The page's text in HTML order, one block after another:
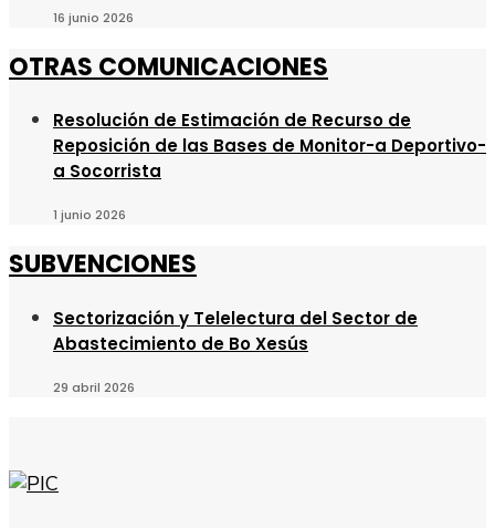
16 junio 2026
OTRAS COMUNICACIONES
Resolución de Estimación de Recurso de
Reposición de las Bases de Monitor-a Deportivo-
a Socorrista
1 junio 2026
SUBVENCIONES
Sectorización y Telelectura del Sector de
Abastecimiento de Bo Xesús
29 abril 2026